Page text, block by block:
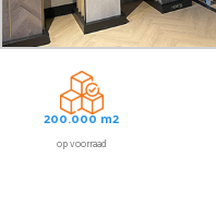
200.000 m2
op voorraad